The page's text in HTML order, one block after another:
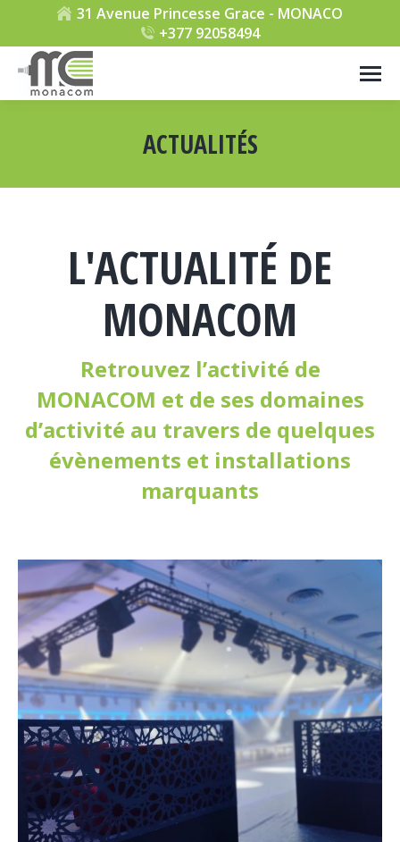
31 Avenue Princesse Grace - MONACO
+377 92058494
ACTUALITÉS
L'ACTUALITÉ DE
MONACOM
Retrouvez l’activité de
MONACOM et de ses domaines
d’activité au travers de quelques
évènements et installations
marquants